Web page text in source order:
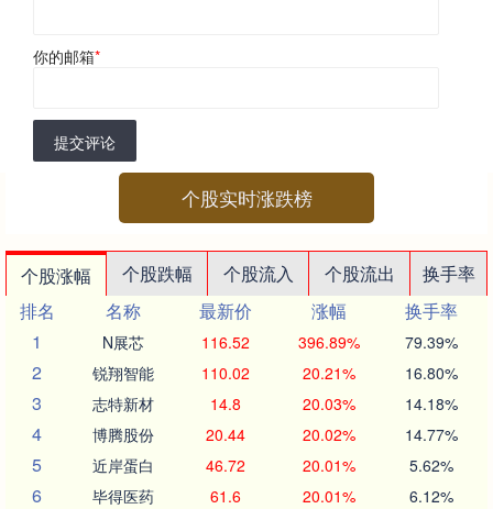
你的邮箱*
提交评论
个股实时涨跌榜
个股涨幅 个股跌幅 个股流入 个股流出
换手率
排名
名称 最新价 涨幅
换手率
1
N展芯 116.52 396.89% 79.39%
2 锐翔智能 110.02 20.21% 16.80%
3 志特新材 14.8 20.03% 14.18%
4 博腾股份 20.44 20.02% 14.77%
5 近岸蛋白 46.72 20.01% 5.62%
6 毕得医药 61.6 20.01% 6.12%